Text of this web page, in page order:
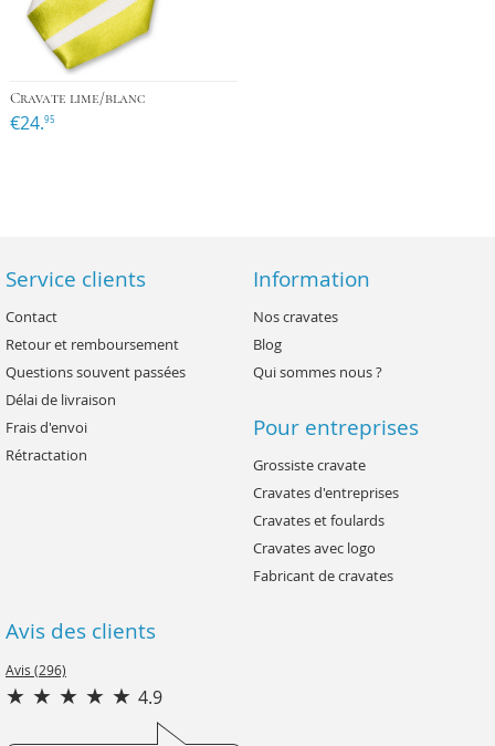
Cravate lime/blanc
€24.95
Service clients
Contact
Retour et remboursement
Questions souvent passées
Délai de livraison
Frais d'envoi
Rétractation
Information
Nos cravates
Blog
Qui sommes nous ?
Pour entreprises
Grossiste cravate
Cravates d'entreprises
Cravates et foulards
Cravates avec logo
Fabricant de cravates
Avis des clients
Avis (296)
4.9